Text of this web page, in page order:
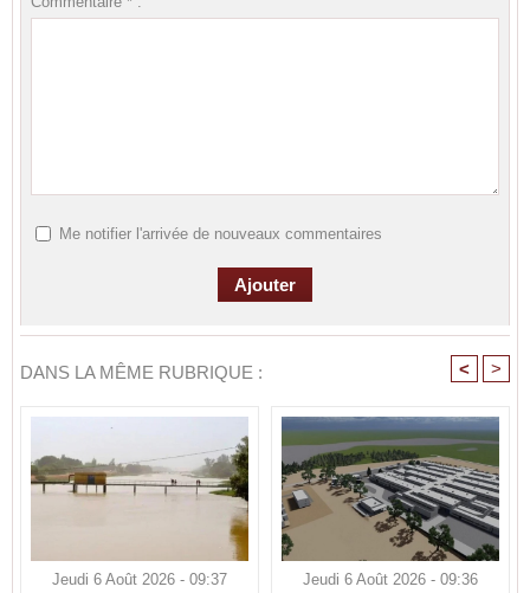
Me notifier l'arrivée de nouveaux commentaires
DANS LA MÊME RUBRIQUE : < >
Jeudi 6 Août 2026 - 09:37 Jeudi 6 Août 2026 - 09:36